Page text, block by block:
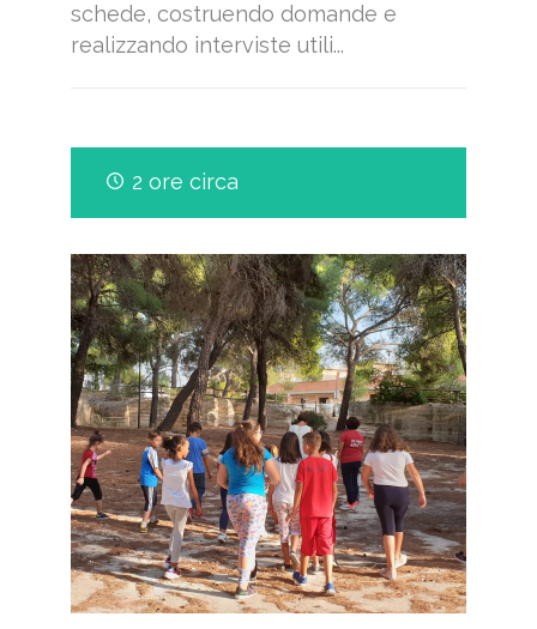
schede, costruendo domande e
realizzando interviste utili...
2 ore circa